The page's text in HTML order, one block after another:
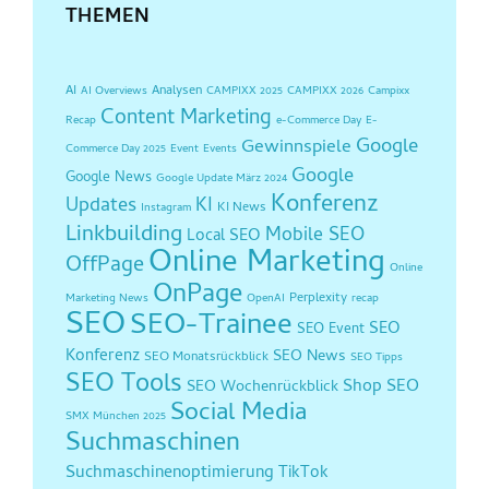
THEMEN
AI AI Overviews Analysen CAMPIXX 2025 CAMPIXX 2026 Campixx
Recap Content Marketing e-Commerce Day E-
Commerce Day 2025 Event Events Gewinnspiele Google
Google News Google Update März 2024 Google
Updates Instagram KI KI News Konferenz
Linkbuilding Local SEO Mobile SEO
OffPageOnline Marketing Online
Marketing News OnPage OpenAI Perplexity recap
SEOSEO-Trainee SEO Event SEO
Konferenz SEO Monatsrückblick SEO News SEO Tipps
SEO Tools SEO Wochenrückblick Shop SEO
SMX München 2025 Social Media
Suchmaschinen
Suchmaschinenoptimierung TikTok